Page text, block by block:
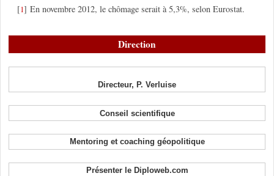
[1]En novembre 2012, le chômage serait à 5,3%, selon Eurostat.
Direction
Directeur, P. Verluise
Conseil scientifique
Mentoring et coaching géopolitique
Présenter le Diploweb.com